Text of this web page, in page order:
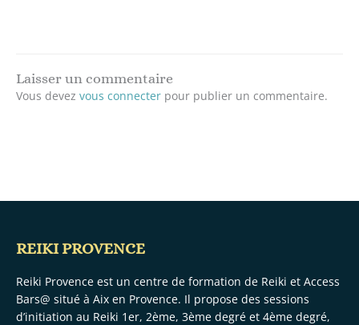
Laisser un commentaire
Vous devez vous connecter pour publier un commentaire.
REIKI PROVENCE
Reiki Provence est un centre de formation de Reiki et Access
Bars@ situé à Aix en Provence. Il propose des sessions
d’initiation au Reiki 1er, 2ème, 3ème degré et 4ème degré,